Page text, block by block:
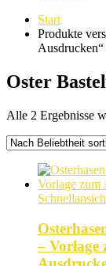
Start
Produkte
Ausdrucken“
Oster
Alle 2 Ergebnisse
– Vorlage